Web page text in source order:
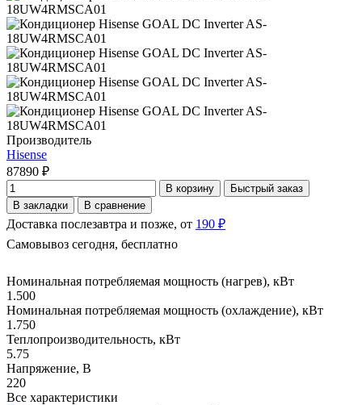
Производитель
Hisense
87890 ₽
В корзину
Быстрый заказ
В закладки
В сравнение
Доставка послезавтра и позже, от 190 ₽
Самовывоз сегодня, бесплатно
Номинальная потребляемая мощность (нагрев), кВт
1.500
Номинальная потребляемая мощность (охлаждение), кВт
1.750
Теплопроизводительность, кВт
5.75
Напряжение, В
220
Все характеристики